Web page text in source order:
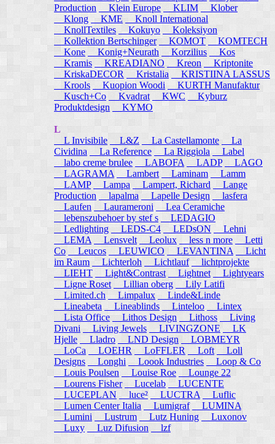
Production
Klein Europe KLIM
Klober
Klong
KME
Knoll International
KnollTextiles
Kokuyo
Koleksiyon
Kollektion Bertschinger KOMOT
KOMTECH
Kone
Konig+Neurath Korzilius
Kos
Kramis
KREADIANO Kreon
Kriptonite
KriskaDECOR
Kristalia
KRISTIINA LASSUS
Krools
Kuopion Woodi
KURTH Manufaktur
Kusch+Co
Kvadrat KWC
Kyburz
Produktdesign
KYMO
L
L Invisibile
L&Z La Castellamonte
La
Cividina
La Reference La Riggiola
Label
labo creme brulee
LABOFA LADP
LAGO
LAGRAMA
Lambert Laminam
Lamm
LAMP
Lampa Lampert, Richard
Lange
Production
lapalma Lapelle Design
lasfera
Laufen
Laurameroni
Lea Ceramiche
lebenszubehoer by stef s
LEDAGIO
Ledlighting
LEDS-C4 LEDsON
Lehni
LEMA
Lensvelt Leolux less n more
Letti
Co
Leucos LEUWICO LEVANTINA
Licht
im Raum
Lichterloh Lichtlauf lichtprojekte
LIEHT
Light&Contrast Lightnet
Lightyears
Ligne Roset
Lillian oberg
Lily Latifi
Limited.ch
Limpalux
Linde&Linde
Lineabeta
Lineablinds Linteloo
Lintex
Lista Office Lithos Design Lithoss
Living
Divani
Living Jewels LIVINGZONE
LK
Hjelle
Lladro LND Design
LOBMEYR
LoCa
LOEHR LoFFLER Loft
Loll
Designs
Longhi Loook Industries
Loop & Co
Louis Poulsen
Louise Roe
Lounge 22
Lourens Fisher
Lucelab
LUCENTE
LUCEPLAN
luce² LUCTRA
Luflic
Lumen Center Italia
Lumigraf
LUMINA
Lumini
Lustrum Lutz Huning
Luxonov
Luxy
Luz Difusion lzf